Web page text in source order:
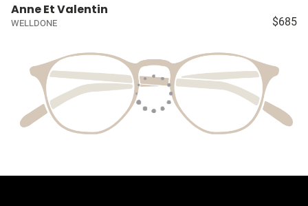
Anne Et Valentin
WELLDONE $685